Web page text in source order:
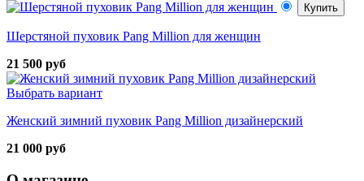
Купить
Шерстяной пуховик Pang Million для женщин
21 500 руб
Выбрать вариант
Женский зимний пуховик Pang Million дизайнерский
21 000 руб